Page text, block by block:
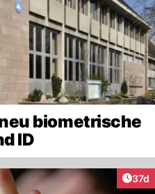
biometrische
ID
37d